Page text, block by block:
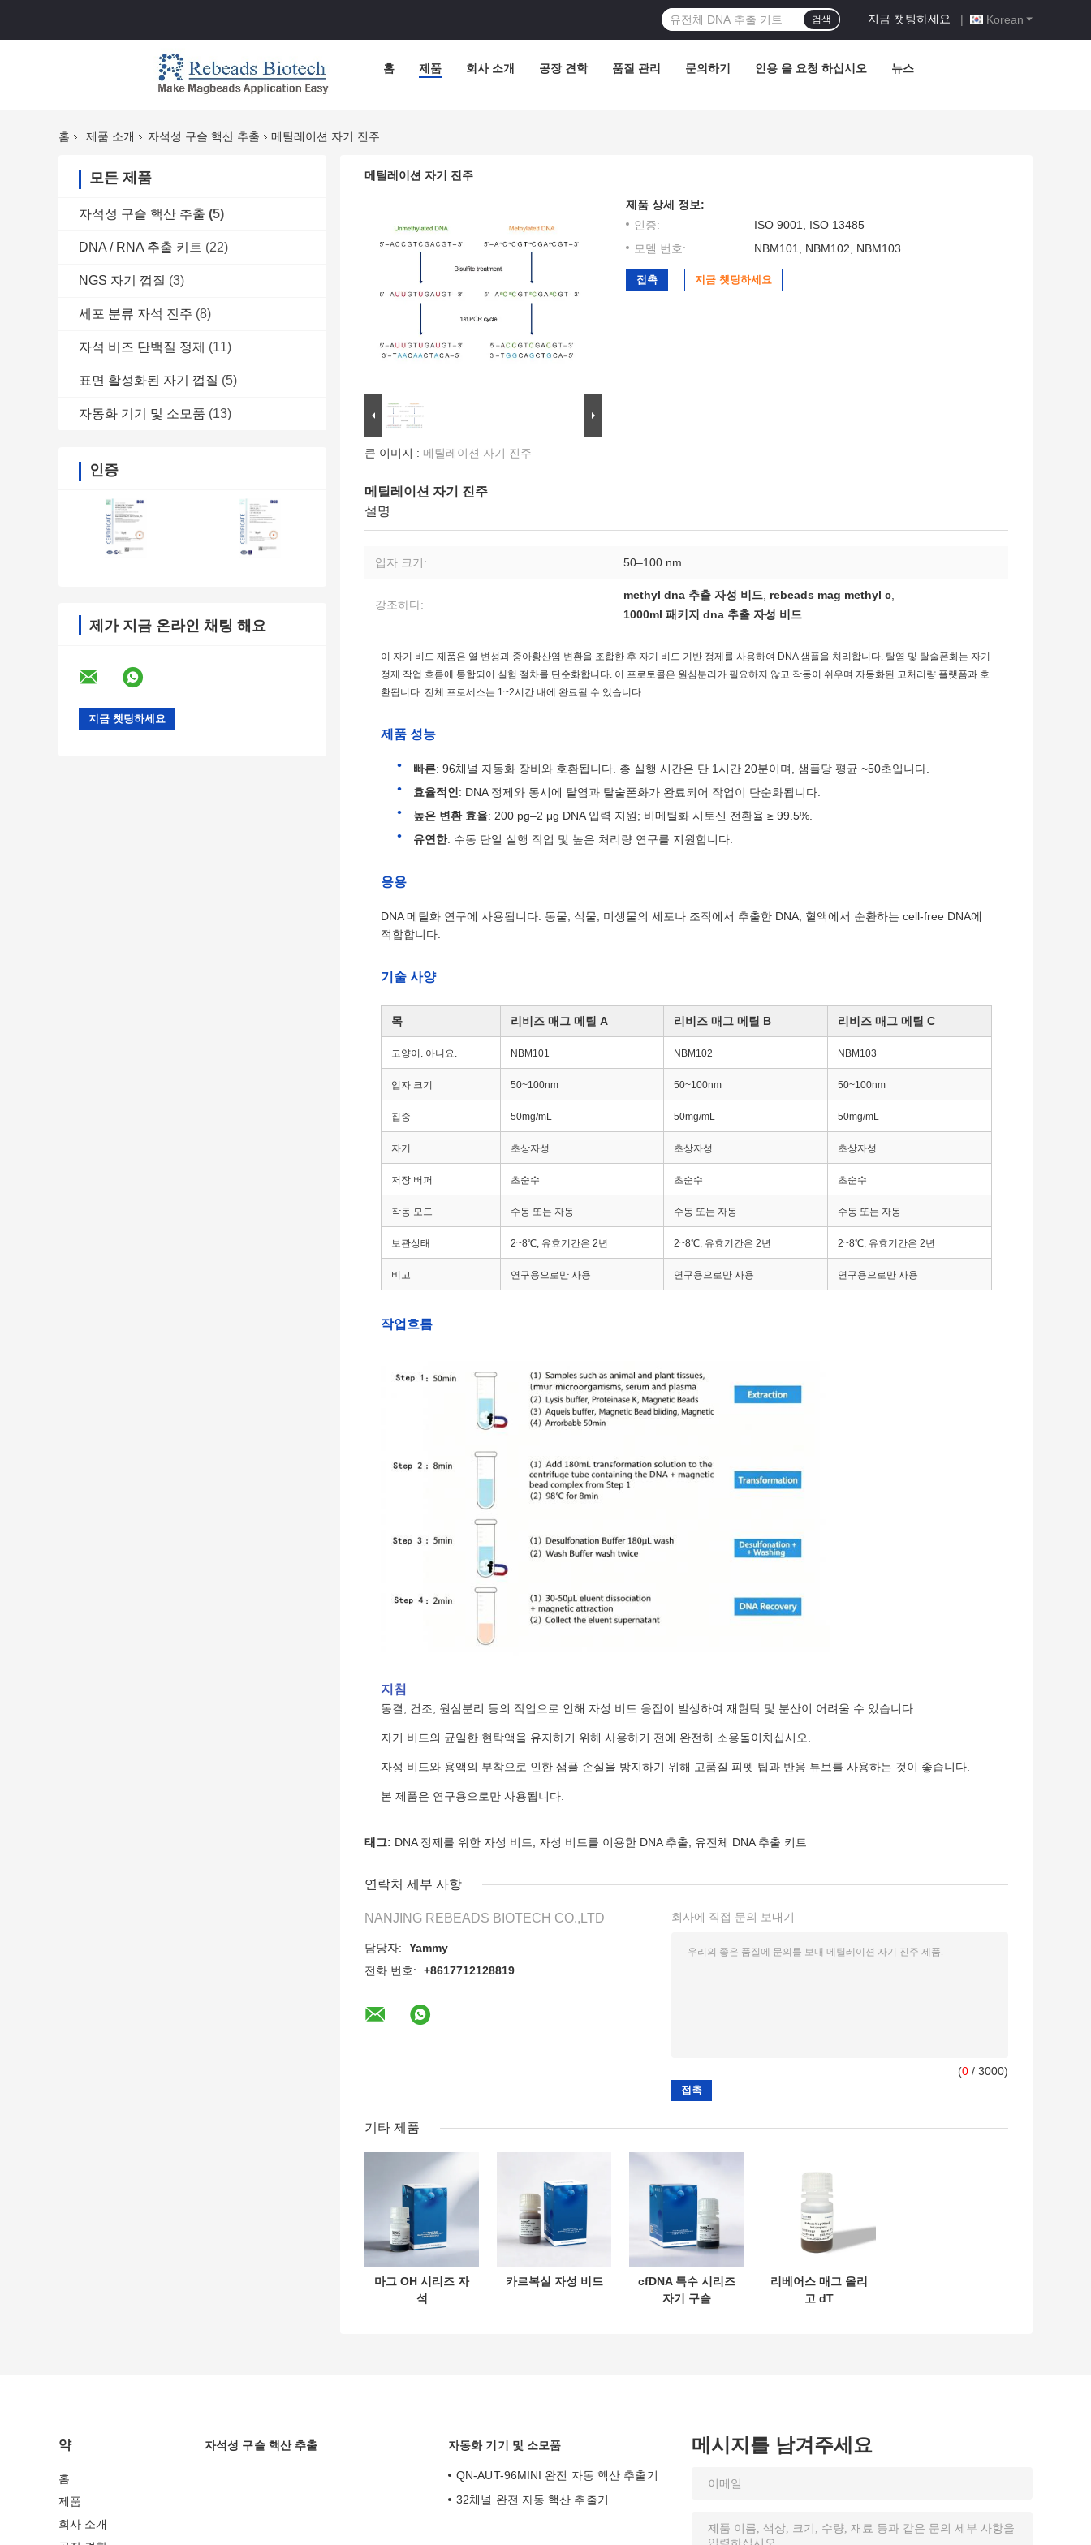
Korean
지금 챗팅하세요 |
검색
홈 제품 회사 소개 공장 견학 품질 관리 문의하기 인용 을 요청 하십시오 뉴스
홈 제품 소개 자석성 구슬 핵산 추출 메틸레이션 자기 진주
모든 제품
자석성 구슬 핵산 추출 (5)
DNA / RNA 추출 키트 (22)
NGS 자기 껍질 (3)
세포 분류 자석 진주 (8)
자석 비즈 단백질 정제 (11)
표면 활성화된 자기 껍질 (5)
자동화 기기 및 소모품 (13)
인증
제가 지금 온라인 채팅 해요
메틸레이션 자기 진주
큰 이미지 : 메틸레이션 자기 진주
제품 상세 정보:
인증:
ISO 9001, ISO 13485
모델 번호:
NBM101, NBM102, NBM103
접촉 지금 챗팅하세요
메틸레이션 자기 진주
설명
입자 크기: 50–100 nm
강조하다:
methyl dna 추출 자성 비드, rebeads mag methyl c,
1000ml 패키지 dna 추출 자성 비드
이 자기 비드 제품은 열 변성과 중아황산염 변환을 조합한 후 자기 비드 기반 정제를 사용하여 DNA 샘플을 처리합니다. 탈염 및 탈술폰화는 자기
정제 작업 흐름에 통합되어 실험 절차를 단순화합니다. 이 프로토콜은 원심분리가 필요하지 않고 작동이 쉬우며 자동화된 고처리량 플랫폼과 호
환됩니다. 전체 프로세스는 1~2시간 내에 완료될 수 있습니다.
제품 성능
빠른: 96채널 자동화 장비와 호환됩니다. 총 실행 시간은 단 1시간 20분이며, 샘플당 평균 ~50초입니다.
효율적인: DNA 정제와 동시에 탈염과 탈술폰화가 완료되어 작업이 단순화됩니다.
높은 변환 효율: 200 pg–2 μg DNA 입력 지원; 비메틸화 시토신 전환율 ≥ 99.5%.
유연한: 수동 단일 실행 작업 및 높은 처리량 연구를 지원합니다.
응용
DNA 메틸화 연구에 사용됩니다. 동물, 식물, 미생물의 세포나 조직에서 추출한 DNA, 혈액에서 순환하는 cell-free DNA에
적합합니다.
기술 사양
목 리비즈 매그 메틸 A 리비즈 매그 메틸 B 리비즈 매그 메틸 C
고양이. 아니요. NBM101 NBM102 NBM103
입자 크기 50~100nm 50~100nm 50~100nm
집중 50mg/mL 50mg/mL 50mg/mL
자기 초상자성 초상자성 초상자성
저장 버퍼 초순수 초순수 초순수
작동 모드 수동 또는 자동 수동 또는 자동 수동 또는 자동
보관상태 2~8℃, 유효기간은 2년 2~8℃, 유효기간은 2년 2~8℃, 유효기간은 2년
비고 연구용으로만 사용 연구용으로만 사용 연구용으로만 사용
작업흐름
지침
동결, 건조, 원심분리 등의 작업으로 인해 자성 비드 응집이 발생하여 재현탁 및 분산이 어려울 수 있습니다.
자기 비드의 균일한 현탁액을 유지하기 위해 사용하기 전에 완전히 소용돌이치십시오.
자성 비드와 용액의 부착으로 인한 샘플 손실을 방지하기 위해 고품질 피펫 팁과 반응 튜브를 사용하는 것이 좋습니다.
본 제품은 연구용으로만 사용됩니다.
태그: DNA 정제를 위한 자성 비드, 자성 비드를 이용한 DNA 추출, 유전체 DNA 추출 키트
연락처 세부 사항
NANJING REBEADS BIOTECH CO.,LTD
담당자:
Yammy
전화 번호:
+8617712128819
회사에 직접 문의 보내기
(0 / 3000)
기타 제품
마그 OH 시리즈 자
석
카르복실 자성 비드
cfDNA 특수 시리즈
자기 구슬
리베어스 매그 올리
고 dT
약
홈
제품
회사 소개
자석성 구슬 핵산 추출 자동화 기기 및 소모품
QN-AUT-96MINI 완전 자동 핵산 추출기
32채널 완전 자동 핵산 추출기
메시지를 남겨주세요